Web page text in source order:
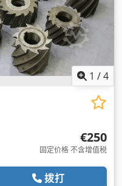
1 /4
€250
固定价格 不含增值税
拨打